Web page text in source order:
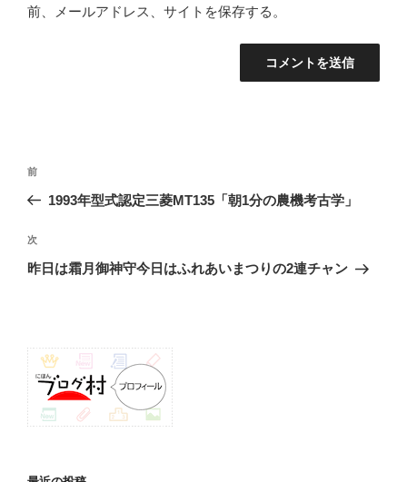
前、メールアドレス、サイトを保存する。
投
ナ
ビ
ゲ
ン
前
の
稿
前
1993年型式認定三菱MT135「朝1分の農機考古学」
次
の
次
昨日は霜月御神守今日はふれあいまつりの2連チャン